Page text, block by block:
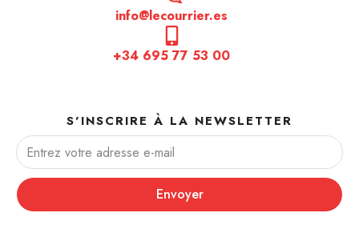
info@lecourrier.es
+34 695 77 53 00
S'INSCRIRE À LA NEWSLETTER
Envoyer